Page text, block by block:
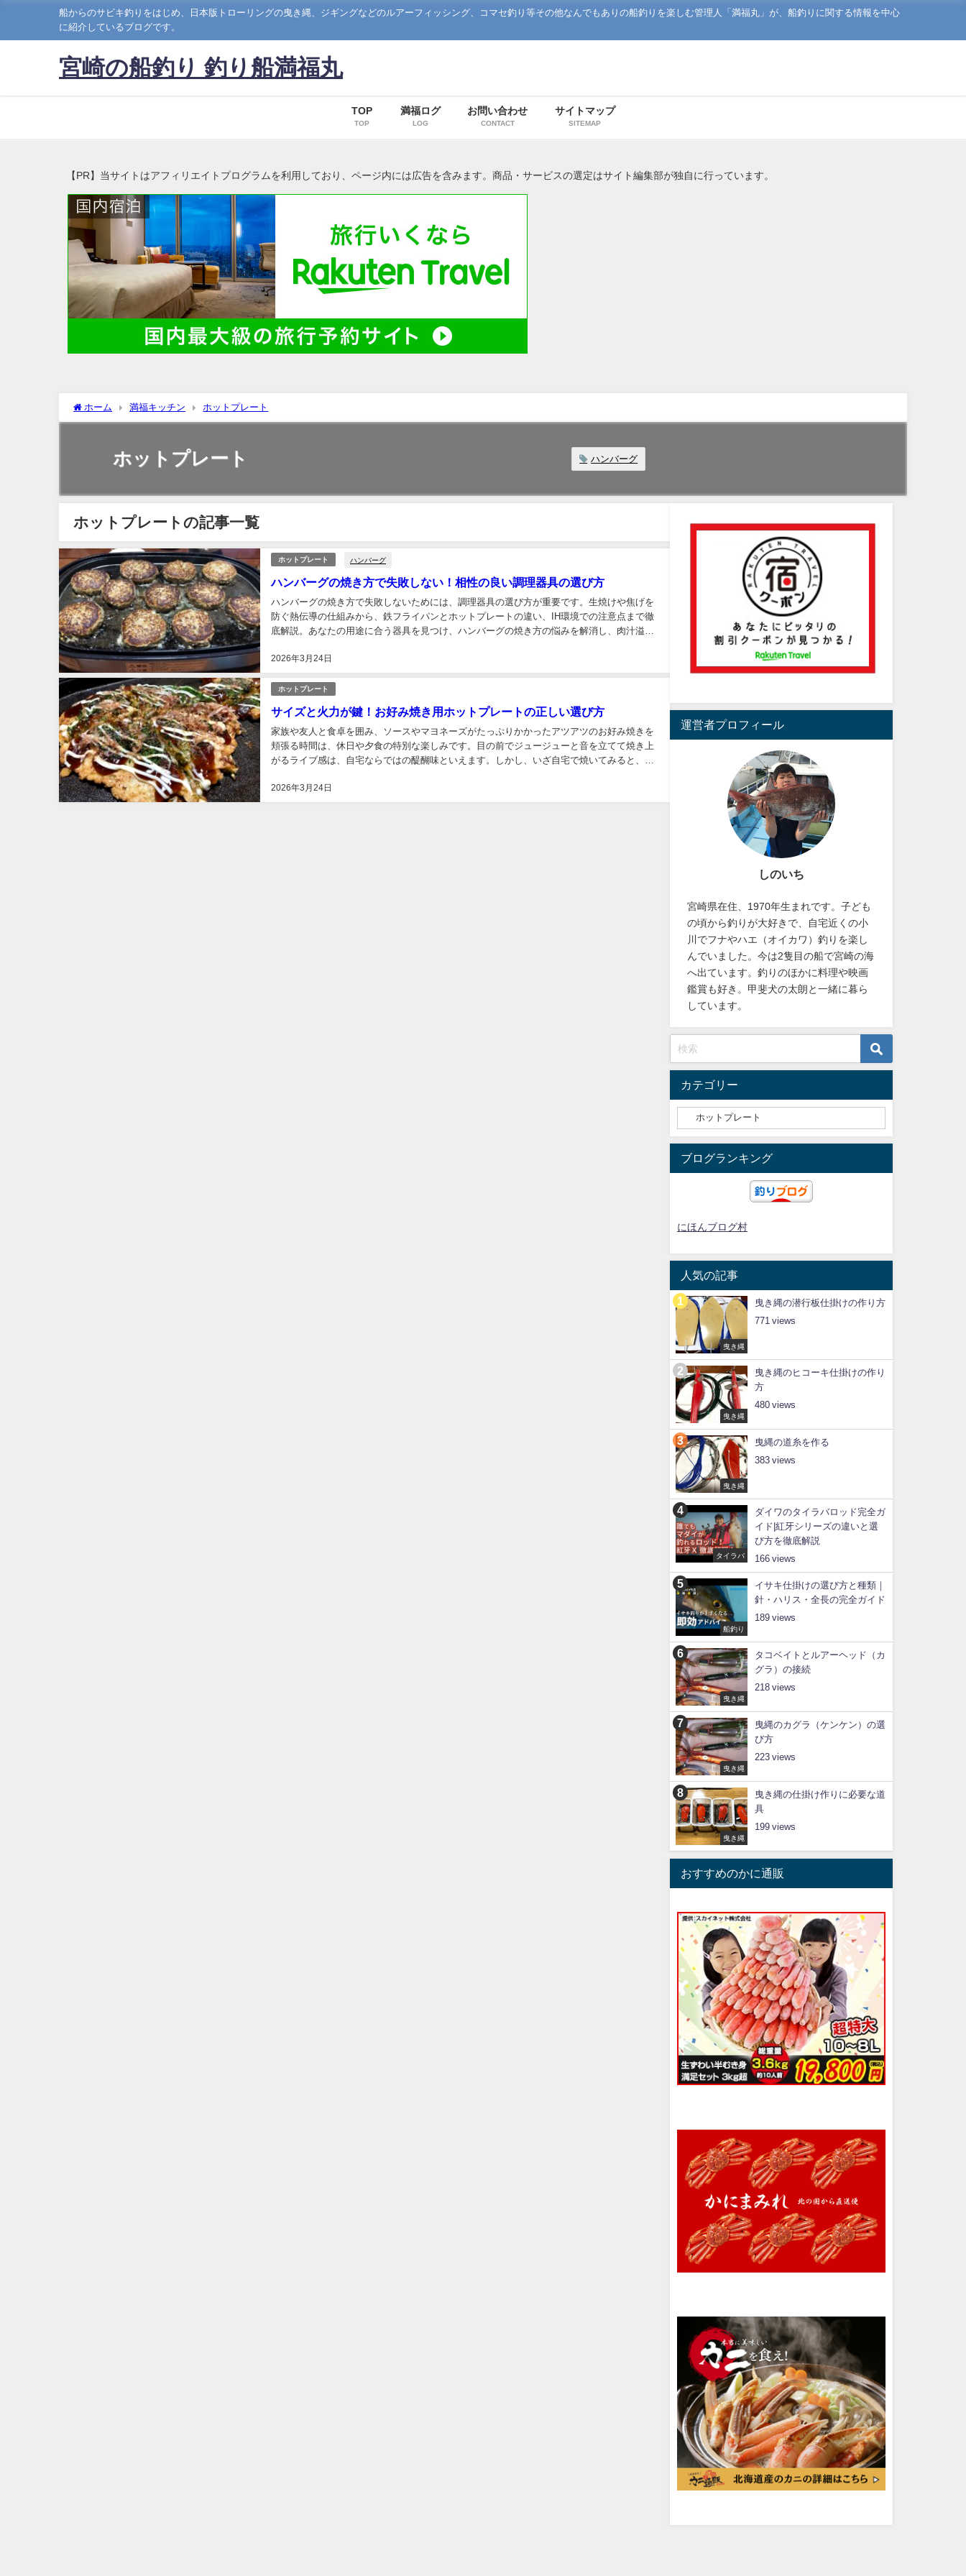
船からのサビキ釣りをはじめ、日本版トローリングの曳き縄、ジギングなどのルアーフィッシング、コマセ釣り等その他なんでもありの船釣りを楽しむ管理人「満福丸」が、船釣りに関する情報を中心
に紹介しているブログです。
宮崎の船釣り 釣り船満福丸
TOP
TOP
満福ログ
LOG
お問い合わせ
CONTACT
サイトマップ
SITEMAP
【PR】当サイトはアフィリエイトプログラムを利用しており、ページ内には広告を含みます。商品・サービスの選定はサイト編集部が独自に行っています。
ホーム 満福キッチン ホットプレート
ホットプレート ハンバーグ
ホットプレートの記事一覧
ホットプレート ハンバーグ
ハンバーグの焼き方で失敗しない！相性の良い調理器具の選び方
2026年3月24日
ハンバーグの焼き方で失敗しないためには、調理器具の選び方が重要です。生焼けや焦げを
防ぐ熱伝導の仕組みから、鉄フライパンとホットプレートの違い、IH環境での注意点まで徹
底解説。あなたの用途に合う器具を見つけ、ハンバーグの焼き方の悩みを解消し、肉汁溢れ
ホットプレート
サイズと火力が鍵！お好み焼き用ホットプレートの正しい選び方
2026年3月24日
家族や友人と食卓を囲み、ソースやマヨネーズがたっぷりかかったアツアツのお好み焼きを
頬張る時間は、休日や夕食の特別な楽しみです。目の前でジュージューと音を立てて焼き上
がるライブ感は、自宅ならではの醍醐味といえます。しかし、いざ自宅で焼いてみると、水
運営者プロフィール
しのいち
宮崎県在住、1970年生まれです。子ども
の頃から釣りが大好きで、自宅近くの小
川でフナやハエ（オイカワ）釣りを楽し
んでいました。今は2隻目の船で宮崎の海
へ出ています。釣りのほかに料理や映画
鑑賞も好き。甲斐犬の太朗と一緒に暮ら
しています。
カテゴリー
ブログランキング
にほんブログ村
人気の記事
曳き縄
曳き縄の潜行板仕掛けの作り方
771
曳き縄
曳き縄のヒコーキ仕掛けの作り
方
480
曳き縄
曳縄の道糸を作る
383
タイラバ
ダイワのタイラバロッド完全ガ
イド|紅牙シリーズの違いと選
び方を徹底解説
166
船釣り
イサキ仕掛けの選び方と種類｜
針・ハリス・全長の完全ガイド
189
曳き縄
タコベイトとルアーヘッド（カ
グラ）の接続
218
曳き縄
曳縄のカグラ（ケンケン）の選
び方
223
曳き縄
曳き縄の仕掛け作りに必要な道
具
199
おすすめのかに通販